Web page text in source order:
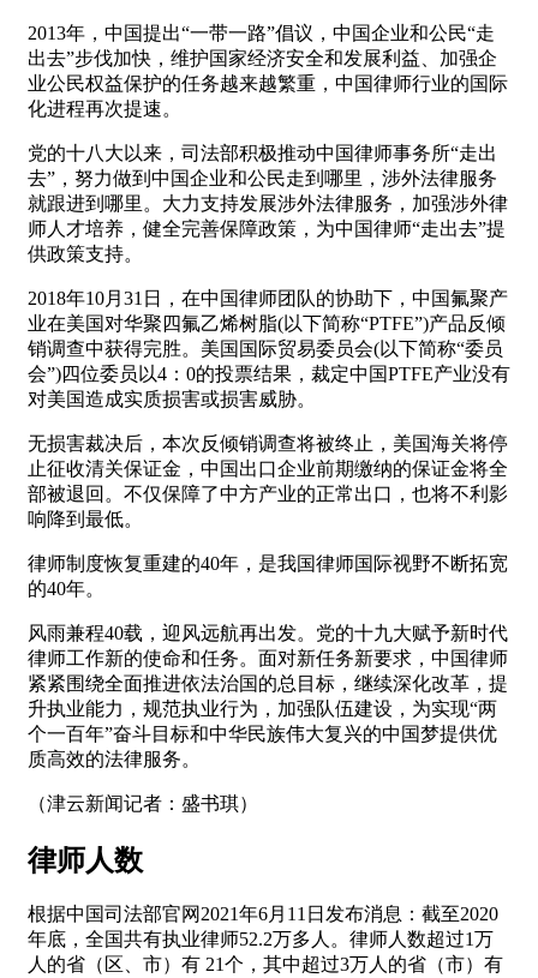
2013年，中国提出“一带一路”倡议，中国企业和公民“走
出去”步伐加快，维护国家经济安全和发展利益、加强企
业公民权益保护的任务越来越繁重，中国律师行业的国际
化进程再次提速。
党的十八大以来，司法部积极推动中国律师事务所“走出
去”，努力做到中国企业和公民走到哪里，涉外法律服务
就跟进到哪里。大力支持发展涉外法律服务，加强涉外律
师人才培养，健全完善保障政策，为中国律师“走出去”提
供政策支持。
2018年10月31日，在中国律师团队的协助下，中国氟聚产
业在美国对华聚四氟乙烯树脂(以下简称“PTFE”)产品反倾
销调查中获得完胜。美国国际贸易委员会(以下简称“委员
会”)四位委员以4：0的投票结果，裁定中国PTFE产业没有
对美国造成实质损害或损害威胁。
无损害裁决后，本次反倾销调查将被终止，美国海关将停
止征收清关保证金，中国出口企业前期缴纳的保证金将全
部被退回。不仅保障了中方产业的正常出口，也将不利影
响降到最低。
律师制度恢复重建的40年，是我国律师国际视野不断拓宽
的40年。
风雨兼程40载，迎风远航再出发。党的十九大赋予新时代
律师工作新的使命和任务。面对新任务新要求，中国律师
紧紧围绕全面推进依法治国的总目标，继续深化改革，提
升执业能力，规范执业行为，加强队伍建设，为实现“两
个一百年”奋斗目标和中华民族伟大复兴的中国梦提供优
质高效的法律服务。
（津云新闻记者：盛书琪）
律师人数
根据中国司法部官网2021年6月11日发布消息：截至2020
年底，全国共有执业律师52.2万多人。律师人数超过1万
人的省（区、市）有 21个，其中超过3万人的省（市）有